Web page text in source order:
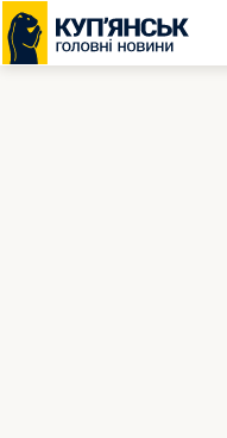
Перейти
до
вмісту